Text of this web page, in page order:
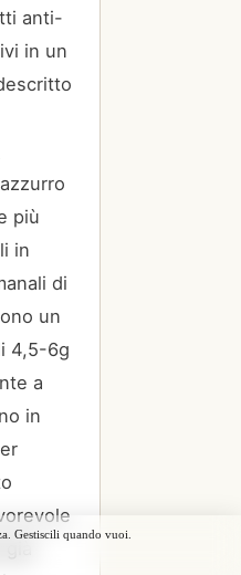
anti-
in un
più
in
di
un
4,5-6g
a
in